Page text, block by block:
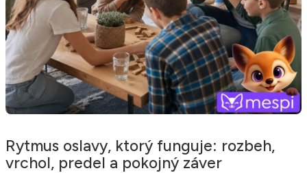
Rytmus oslavy, ktorý funguje: rozbeh,
vrchol, predel a pokojný záver